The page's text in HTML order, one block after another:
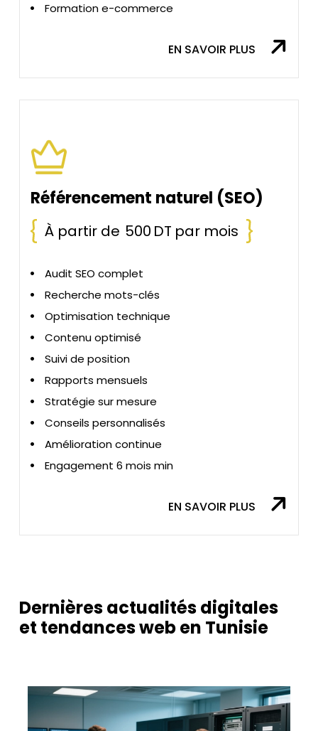
Formation e-commerce
EN SAVOIR PLUS
Référencement naturel (SEO)
À partir de 500 DT par mois
Audit SEO complet
Recherche mots-clés
Optimisation technique
Contenu optimisé
Suivi de position
Rapports mensuels
Stratégie sur mesure
Conseils personnalisés
Amélioration continue
Engagement 6 mois min
EN SAVOIR PLUS
Dernières actualités digitales
et tendances web en Tunisie